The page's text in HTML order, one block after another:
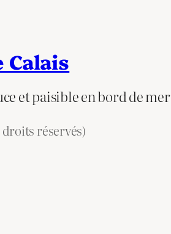
Calais
et paisible en bord de mer
droits réservés)